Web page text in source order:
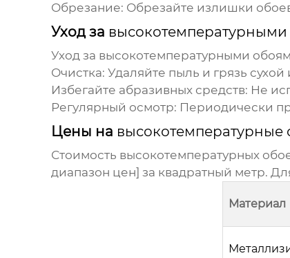
Обрезание: Обрезайте излишки
Уход за
Уход за высокотемпературными
Очистка: Удаляйте пыль и грязь
Избегайте абразивных средств: Не
Регулярный осмотр: Периодически
Цены на высокотемпературные
Стоимость высокотемпературных
диапазон цен] за квадратный метр.
Материал